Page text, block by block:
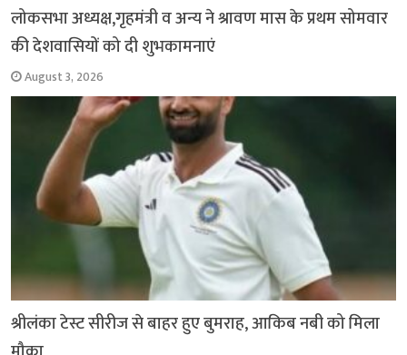
लोकसभा अध्यक्ष,गृहमंत्री व अन्य ने श्रावण मास के प्रथम सोमवार
की देशवासियों को दी शुभकामनाएं
August 3, 2026
श्रीलंका टेस्ट सीरीज से बाहर हुए बुमराह, आकिब नबी को मिला